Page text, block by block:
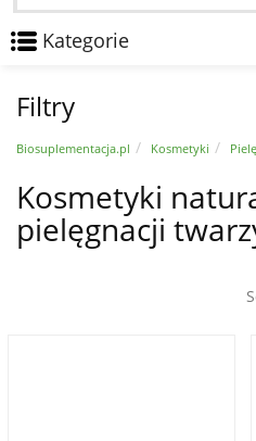
Kategorie
Filtry
Biosuplementacja.pl Kosmetyki
Kosmetyki
pielęgnacji